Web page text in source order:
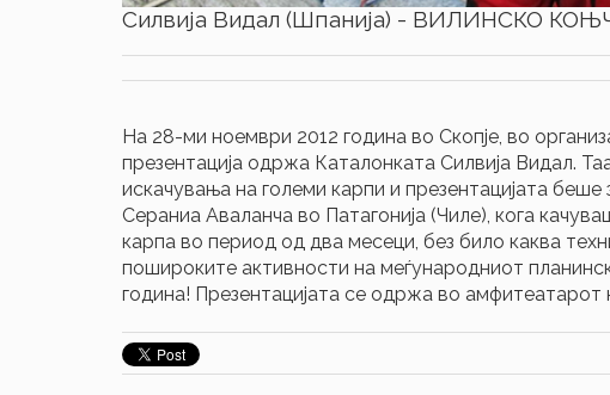
Силвија Видал (Шпанија) - ВИЛИНСКО
На 28-ми ноември 2012 година во Скопје, во
презентација одржа Каталонката Силвија Видал.
искачувања на големи карпи и презентацијата
Сераниа Аваланча во Патагонија (Чиле), кога
карпа во период од два месеци, без било каква
пошироките активности на меѓународниот
година! Презентацијата се одржа во